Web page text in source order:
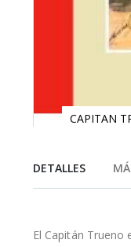
CAPITAN
comienzo
la
imágenes
DETALLES
El Capitán